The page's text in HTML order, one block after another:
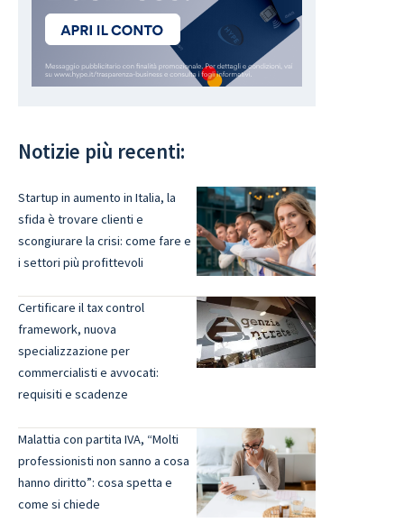
Notizie più recenti:
Startup in aumento in Italia, la
sfida è trovare clienti e
scongiurare la crisi: come fare e
i settori più profittevoli
Certificare il tax control
framework, nuova
specializzazione per
commercialisti e avvocati:
requisiti e scadenze
Malattia con partita IVA, “Molti
professionisti non sanno a cosa
hanno diritto”: cosa spetta e
come si chiede